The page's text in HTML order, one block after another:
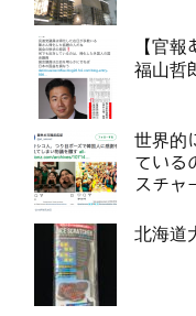
【官
福山哲
世界的
ている
スチャ
北海道